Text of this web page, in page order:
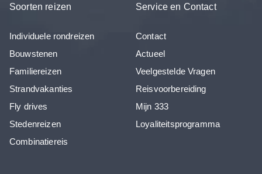
Soorten reizen
Individuele rondreizen
Bouwstenen
Familiereizen
Strandvakanties
Fly drives
Stedenreizen
Combinatiereis
Service en Contact
Contact
Actueel
Veelgestelde Vragen
Reisvoorbereiding
Mijn 333
Loyaliteitsprogramma